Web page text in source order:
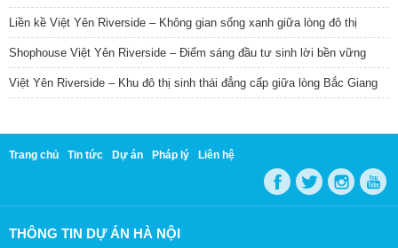
Liền kề Việt Yên Riverside – Không gian sống xanh giữa lòng đô thị
Shophouse Việt Yên Riverside – Điểm sáng đầu tư sinh lời bền vững
Việt Yên Riverside – Khu đô thị sinh thái đẳng cấp giữa lòng Bắc Giang
Trang chủ Tin tức Dự án Pháp lý Liên hệ
THÔNG TIN DỰ ÁN HÀ NỘI